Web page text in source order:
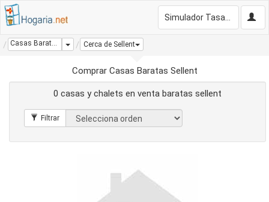
Casas Baratas Sellent Dropdown
Cerca de Sellent
Comprar Casas Baratas Sellent
0 casas y chalets en venta baratas sellent